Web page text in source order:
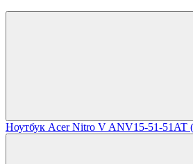
Ноутбук Acer Nitro V ANV15-51-51AT